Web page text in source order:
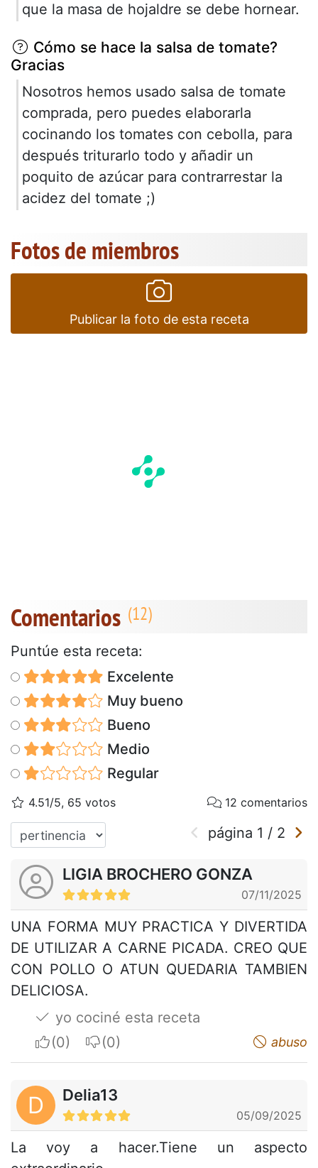
que la masa de hojaldre se debe hornear.
Cómo se hace la salsa de tomate?
Gracias
Nosotros hemos usado salsa de tomate
comprada, pero puedes elaborarla
cocinando los tomates con cebolla, para
después triturarlo todo y añadir un
poquito de azúcar para contrarrestar la
acidez del tomate ;)
Fotos de miembros
Publicar la foto de esta receta
Comentarios
Puntúe esta receta:
Excelente
Muy bueno
Bueno
Medio
Regular
4.51/5, 65 votos 12 comentarios
página 1 / 2
LIGIA BROCHERO GONZA
07/11/2025
UNA FORMA MUY PRACTICA Y DIVERTIDA
DE UTILIZAR A CARNE PICADA. CREO QUE
CON POLLO O ATUN QUEDARIA TAMBIEN
DELICIOSA.
yo cociné esta receta
I apreciateI do not appreciate abuso
D Delia13
05/09/2025
La voy a hacer.Tiene un aspecto